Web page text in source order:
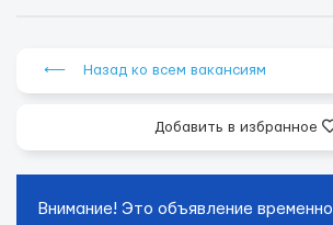
⟵ Назад ко всем вакансиям
Добавить в избранное
Внимание! Это объявление временно